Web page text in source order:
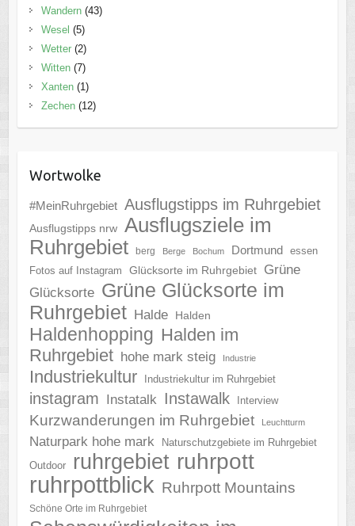
Wandern(43)
Wesel (5)
Wetter(2)
Witten(7)
Xanten(1)
Zechen(12)
Wortwolke
#MeinRuhrgebiet Ausflugstipps im Ruhrgebiet
Ausflugstipps nrw Ausflugsziele im
Ruhrgebiet
berg Berge Bochum Dortmund
essen
Fotos auf Instagram
Glücksorte im Ruhrgebiet
Grüne
Glücksorte Grüne Glücksorte im
Ruhrgebiet Halde Halden
Haldenhopping Halden im
Ruhrgebiet hohe mark steig Industrie
Industriekultur Industriekultur im Ruhrgebiet
instagram Instatalk Instawalk Interview
Kurzwanderungen im Ruhrgebiet Leuchtturm
Naturpark hohe mark
Naturschutzgebiete im Ruhrgebiet
Outdoor
ruhrgebiet ruhrpott
ruhrpottblick Ruhrpott Mountains
Schöne Orte im Ruhrgebiet